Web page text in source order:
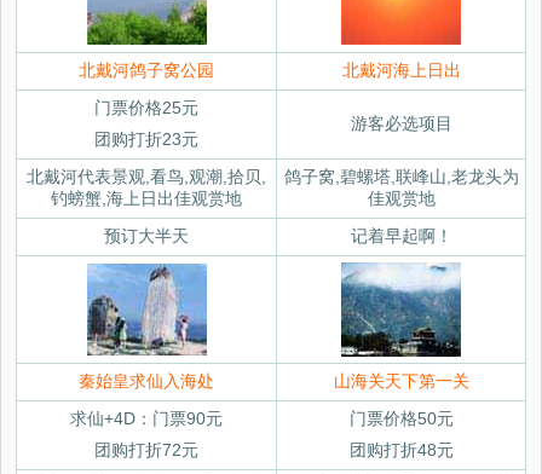
北戴河鸽子窝公园
北戴河海上日出
门票价格25元
团购打折23元
游客必选项目
北戴河代表景观,看鸟,观潮,拾贝,
钓螃蟹,海上日出佳观赏地
鸽子窝,碧螺塔,联峰山,老龙头为
佳观赏地
预订大半天
记着早起啊！
秦始皇求仙入海处
山海关天下第一关
求仙+4D：门票90元
团购打折72元
门票价格50元
团购打折48元